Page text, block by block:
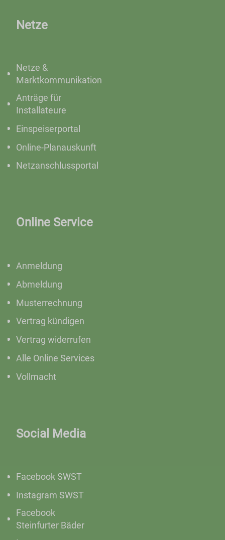
Netze
Netze &
Marktkommunikation
Anträge für
Installateure
Einspeiserportal
Online-Planauskunft
Netzanschlussportal
Online Service
Anmeldung
Abmeldung
Musterrechnung
Vertrag kündigen
Vertrag widerrufen
Alle Online Services
Vollmacht
Social Media
Facebook SWST
Instagram SWST
Facebook
Steinfurter Bäder